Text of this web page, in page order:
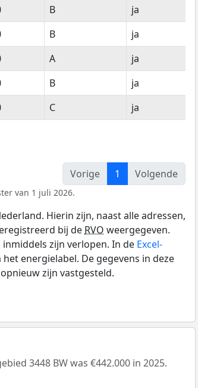
B
ja
B
ja
A
ja
B
ja
C ja
Vorige
1 Volgende
van 1 juli 2026.
Hierin zijn, naast alle adressen,
bij de RVO weergegeven.
zijn verlopen. In de Excel-
energielabel. De gegevens in deze
zijn vastgesteld.
3448 BW was €442.000 in 2025.